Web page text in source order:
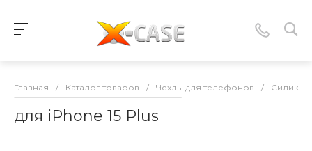
Главная / Каталог товаров / Чехлы для телефонов /
для iPhone 15 Plus